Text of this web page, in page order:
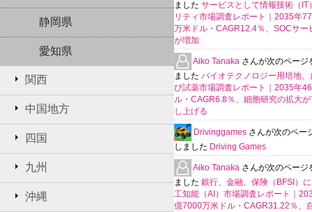
静岡県
愛知県
関西
中国地方
四国
九州
沖縄
ました サービスとして情報技術（IT
リティ市場調査レポート｜2035年
万米ドル・CAGR12.4％、SOCサー
が増加
Aiko Tanaka さんが次のページ
ました バイオテクノロジー用培地、
び試薬市場調査レポート｜2035年
ル・CAGR6.8％、細胞研究の拡大
し上げる
Drivinggames さんが次のペー
しました Driving Games
Aiko Tanaka さんが次のページ
ました 銀行、金融、保険（BFSI）
工知能（AI）市場調査レポート｜
億7000万米ドル・CAGR31.22％、